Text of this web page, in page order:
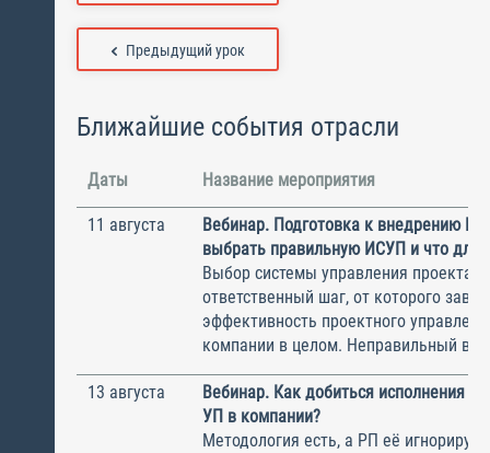
Предыдущий урок
Ближайшие события отрасли
Даты Название мероприятия
11 августа
Вебинар. Подготовка к внедрению
выбрать правильную ИСУП и что для
Выбор системы управления
ответственный шаг, от которого
эффективность проектного
компании в целом. Неправильный
13 августа
Вебинар. Как добиться исполнения
УП в компании?
Методология есть, а РП её